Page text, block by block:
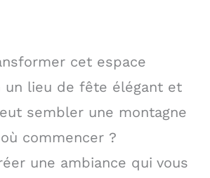
cet espace
un lieu de fête élégant et
sembler une montagne
commencer ?
une ambiance qui vous